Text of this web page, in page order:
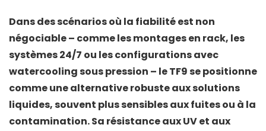
Dans des scénarios où la fiabilité est non
négociable – comme lesmontages en rack, les
systèmes 24/7 ou les configurations avec
watercoolingsous pression – le TF9 se positionne
comme une alternative robuste aux solutions
liquides, souvent plus sensibles aux fuites ou à la
contamination. Sa résistance aux UV et aux